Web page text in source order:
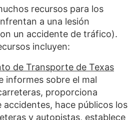
recursos para los
a una lesión
un accidente de tráfico).
incluyen:
de Transporte de Texas
informes sobre el mal
proporciona
accidentes, hace públicos los
y autopistas, establece